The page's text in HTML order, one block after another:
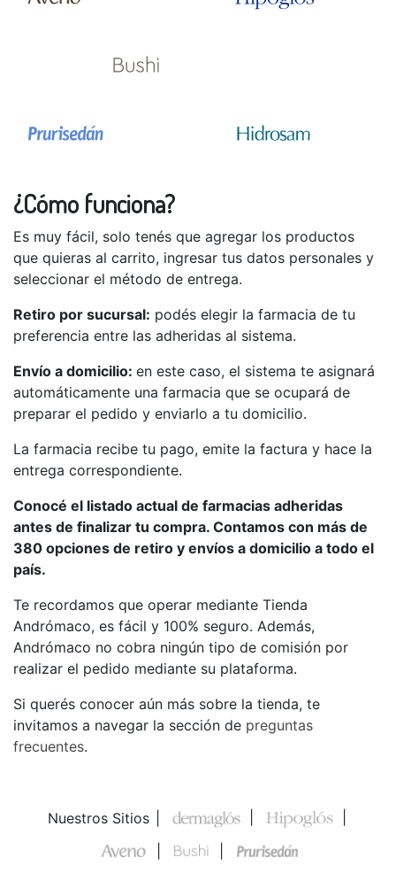
¿Cómo funciona?
Es muy fácil, solo tenés que agregar los productos
que quieras al carrito, ingresar tus datos personales y
seleccionar el método de entrega.
Retiro por sucursal: podés elegir la farmacia de tu
preferencia entre las adheridas al sistema.
Envío a domicilio: en este caso, el sistema te asignará
automáticamente una farmacia que se ocupará de
preparar el pedido y enviarlo a tu domicilio.
La farmacia recibe tu pago, emite la factura y hace la
entrega correspondiente.
Conocé el listado actual de farmacias adheridas
antes de finalizar tu compra. Contamos con más de
380 opciones de retiro y envíos a domicilio a todo el
país.
Te recordamos que operar mediante Tienda
Andrómaco, es fácil y 100% seguro. Además,
Andrómaco no cobra ningún tipo de comisión por
realizar el pedido mediante su plataforma.
Si querés conocer aún más sobre la tienda, te
invitamos a navegar la sección de preguntas
frecuentes.
Nuestros Sitios